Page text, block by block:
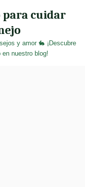
para cuidar
y amor 🐇 ¡Descubre
nuestro blog!